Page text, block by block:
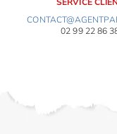
02 99 22 86